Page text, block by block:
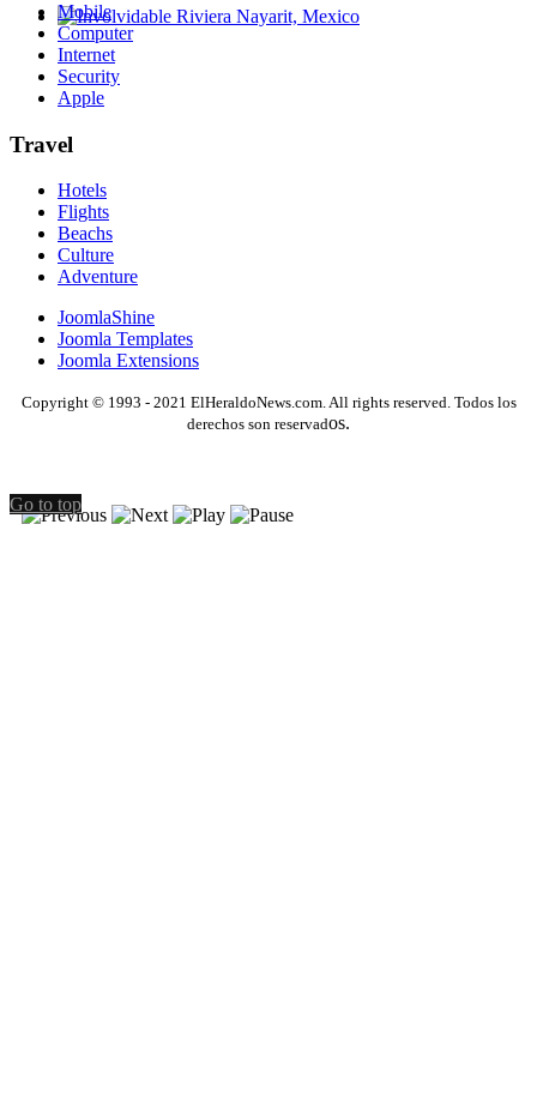
Involvidable Riviera Nayarit, Mexico
Mobile
Computer
Internet
Security
Apple
Travel
Hotels
Flights
Beachs
Culture
Adventure
JoomlaShine
Joomla Templates
Joomla Extensions
Copyright © 1993 - 2021 ElHeraldoNews.com. All rights reserved. Todos los
derechos son reservados.
Go to top